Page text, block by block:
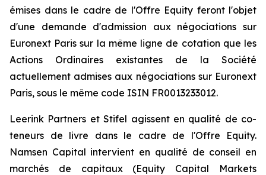
émises dans le cadre de l'Offre Equity feront l'objet
d'une demande d'admission aux négociations sur
Euronext Paris sur la même ligne de cotation que les
Actions Ordinaires existantes de la Société
actuellement admises aux négociations sur Euronext
Paris, sous le même code ISIN FR0013233012.
Leerink Partners et Stifel agissent en qualité de co-
teneurs de livre dans le cadre de l'Offre Equity.
Namsen Capital intervient en qualité de conseil en
marchés de capitaux (Equity Capital Markets